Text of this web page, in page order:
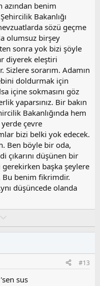
azından benim
Bakanlığı
sözü geçme
olumsuz birşey
sonra yok bizi şöyle
diyerek eleştiri
sorarım. Adamın
doldurmak için
içine sokmasını göz
yaparsınız. Bir bakın
Bakanlığında hem
yerde çevre
bizi belki yok edecek.
Ben böyle bir oda,
çıkarını düşünen bir
başka şeylere
benim fikrimdir.
düşüncede olanda
l
s
u
z
#13
sus